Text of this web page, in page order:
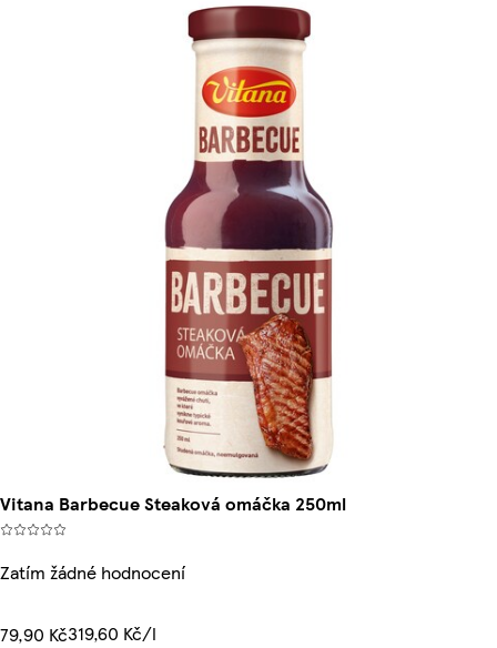
Vitana Barbecue Steaková omáčka 250ml
Zatím žádné hodnocení
79,90 Kč319,60 Kč/l